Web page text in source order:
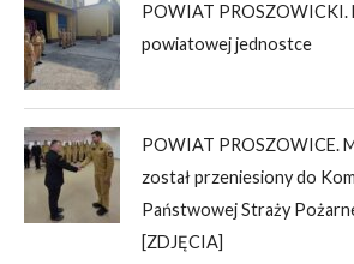
POWIAT PROSZOWICKI.
powiatowej jednostce
POWIAT PROSZOWICE.
został przeniesiony do
Państwowej Straży
[ZDJĘCIA]